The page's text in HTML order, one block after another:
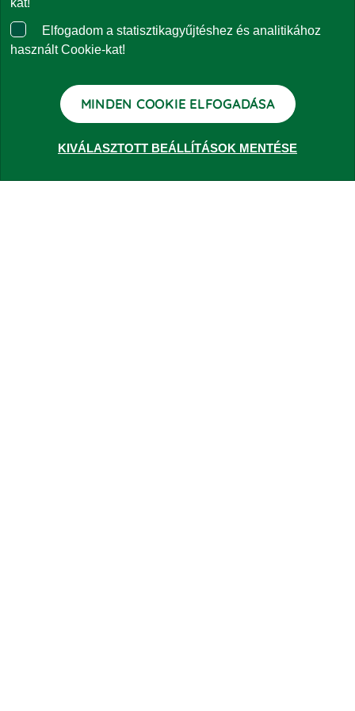
Panaszkezelés
Kapcsolat
Elfogadom a statisztikagyűjtéshez és analitikához
használt Cookie-kat!
MINDEN COOKIE ELFOGADÁSA
KIVÁLASZTOTT BEÁLLÍTÁSOK MENTÉSE